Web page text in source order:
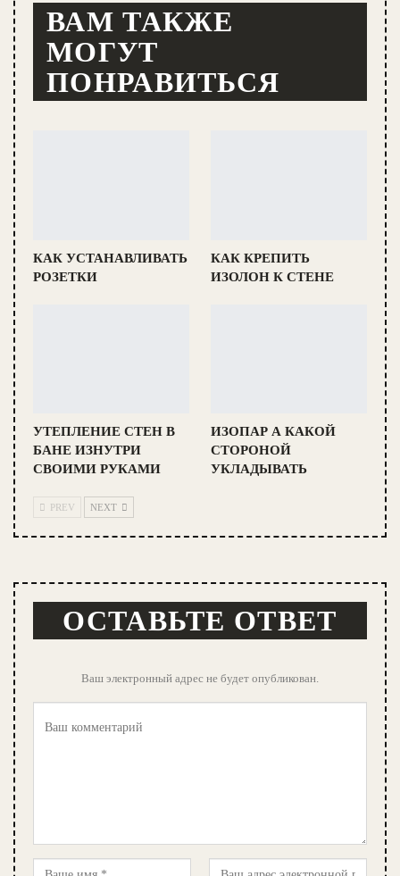
ВАМ ТАКЖЕ
МОГУТ
ПОНРАВИТЬСЯ
КАК УСТАНАВЛИВАТЬ
РОЗЕТКИ
КАК КРЕПИТЬ
ИЗОЛОН К СТЕНЕ
УТЕПЛЕНИЕ СТЕН В
БАНЕ ИЗНУТРИ
СВОИМИ РУКАМИ
ИЗОПАР А КАКОЙ
СТОРОНОЙ
УКЛАДЫВАТЬ
PREV NEXT
ОСТАВЬТЕ ОТВЕТ
Ваш электронный адрес не будет опубликован.